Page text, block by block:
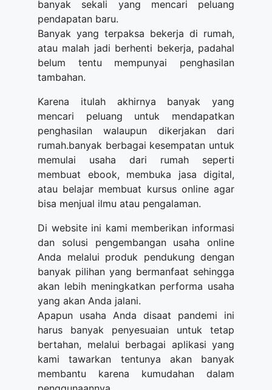
banyak sekali yang mencari peluang
pendapatan baru.
Banyak yang terpaksa bekerja di rumah,
atau malah jadi berhenti bekerja, padahal
belum tentu mempunyai penghasilan
tambahan.
Karena itulah akhirnya banyak yang
mencari peluang untuk mendapatkan
penghasilan walaupun dikerjakan dari
rumah.banyak berbagai kesempatan untuk
memulai usaha dari rumah seperti
membuat ebook, membuka jasa digital,
atau belajar membuat kursus online agar
bisa menjual ilmu atau pengalaman.
Di website ini kami memberikan informasi
dan solusi pengembangan usaha online
Anda melalui produk pendukung dengan
banyak pilihan yang bermanfaat sehingga
akan lebih meningkatkan performa usaha
yang akan Anda jalani.
Apapun usaha Anda disaat pandemi ini
harus banyak penyesuaian untuk tetap
bertahan, melalui berbagai aplikasi yang
kami tawarkan tentunya akan banyak
membantu karena kumudahan dalam